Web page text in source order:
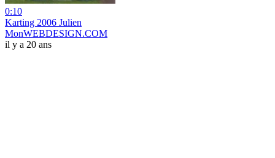
0:10
Karting 2006 Julien
MonWEBDESIGN.COM
il y a 20 ans